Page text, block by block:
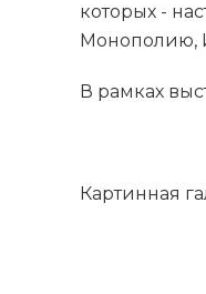
которых -
Монополию,
В рамках
Картинная